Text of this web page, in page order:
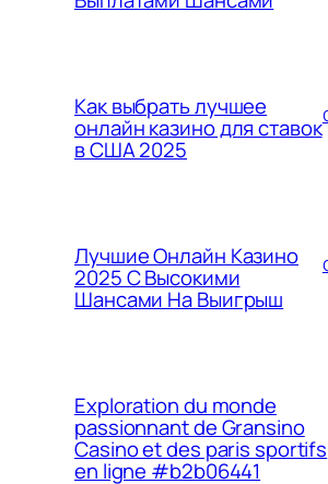
Как выбрать лучшее
онлайн казино для ставок
в США 2025
Лучшие Онлайн Казино
2025 С Высокими
Шансами На Выигрыш
Exploration du monde
passionnant de Gransino
Casino et des paris sportifs
en ligne #b2b06441